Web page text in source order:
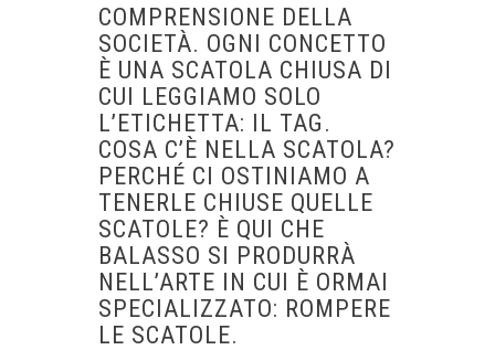
COMPRENSIONE DELLA
SOCIETÀ. OGNI CONCETTO
È UNA SCATOLA CHIUSA DI
CUI LEGGIAMO SOLO
L’ETICHETTA: IL TAG.
COSA C’È NELLA SCATOLA?
PERCHÉ CI OSTINIAMO A
TENERLE CHIUSE QUELLE
SCATOLE? È QUI CHE
BALASSO SI PRODURRÀ
NELL’ARTE IN CUI È ORMAI
SPECIALIZZATO: ROMPERE
LE SCATOLE.